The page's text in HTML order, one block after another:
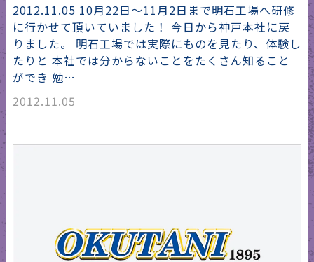
2012.11.05 10月22日～11月2日まで明石工場へ研修
に行かせて頂いていました！ 今日から神戸本社に戻
りました。 明石工場では実際にものを見たり、体験し
たりと 本社では分からないことをたくさん知ること
ができ 勉…
2012.11.05